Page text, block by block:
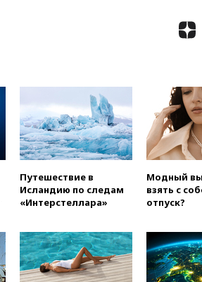
Литовец
протаранил
соглашение о
огня США и Ирана
вчера, 22:15Три
получили ножевые
при нападении в
вчера, 22:00Путин
выделить средства
РЛС для
вчера, 21:56The
отказал Украине в
использовании
атак вглубь РФ
Путешествие в
Исландию по следам
«Интерстеллара»
Модный
взять с
отпуск?